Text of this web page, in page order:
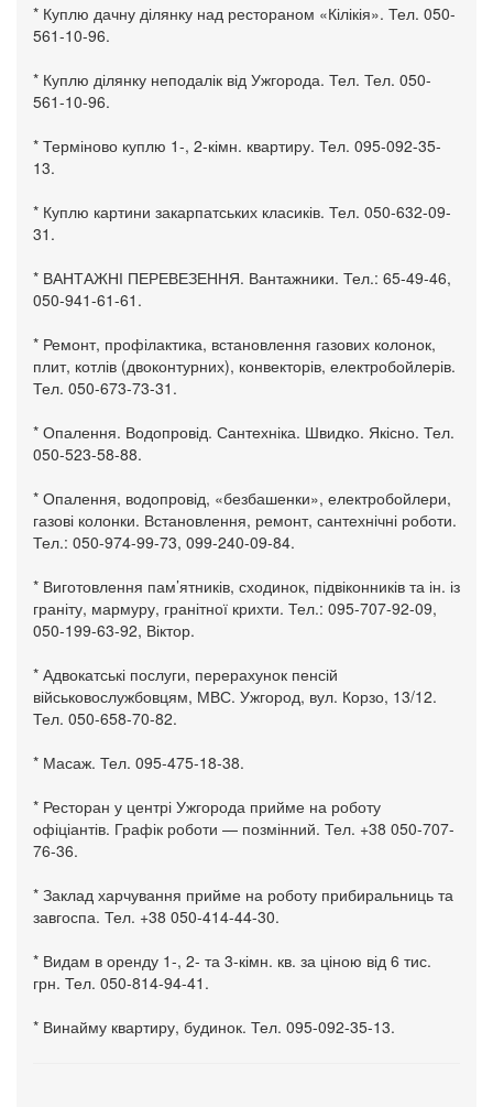
* Куплю дачну ділянку над рестораном «Кілікія». Тел. 050-
561-10-96.
* Куплю ділянку неподалік від Ужгорода. Тел. Тел. 050-
561-10-96.
* Терміново куплю 1-, 2-кімн. квартиру. Тел. 095-092-35-
13.
* Куплю картини закарпатських класиків. Тел. 050-632-09-
31.
* ВАНТАЖНІ ПЕРЕВЕЗЕННЯ. Вантажники. Тел.: 65-49-46,
050-941-61-61.
* Ремонт, профілактика, встановлення газових колонок,
плит, котлів (двоконтурних), конвекторів, електробойлерів.
Тел. 050-673-73-31.
* Опалення. Водопровід. Сантехніка. Швидко. Якісно. Тел.
050-523-58-88.
* Опалення, водопровід, «безбашенки», електробойлери,
газові колонки. Встановлення, ремонт, сантехнічні роботи.
Тел.: 050-974-99-73, 099-240-09-84.
* Виготовлення пам’ятників, сходинок, підвіконників та ін. із
граніту, мармуру, гранітної крихти. Тел.: 095-707-92-09,
050-199-63-92, Віктор.
* Адвокатські послуги, перерахунок пенсій
військовослужбовцям, МВС. Ужгород, вул. Корзо, 13/12.
Тел. 050-658-70-82.
* Масаж. Тел. 095-475-18-38.
* Ресторан у центрі Ужгорода прийме на роботу
офіціантів. Графік роботи — позмінний. Тел. +38 050-707-
76-36.
* Заклад харчування прийме на роботу прибиральниць та
завгоспа. Тел. +38 050-414-44-30.
* Видам в оренду 1-, 2- та 3-кімн. кв. за ціною від 6 тис.
грн. Тел. 050-814-94-41.
* Винайму квартиру, будинок. Тел. 095-092-35-13.